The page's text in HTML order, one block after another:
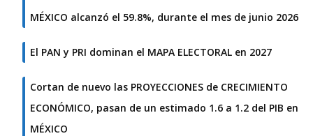
MÉXICO alcanzó el 59.8%, durante el mes de junio 2026
El PAN y PRI dominan el MAPA ELECTORAL en 2027
Cortan de nuevo las PROYECCIONES de CRECIMIENTO
ECONÓMICO, pasan de un estimado 1.6 a 1.2 del PIB en
MÉXICO